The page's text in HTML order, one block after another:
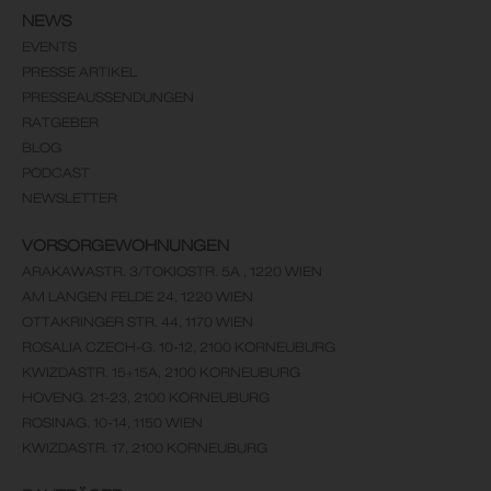
NEWS
EVENTS
PRESSE ARTIKEL
PRESSEAUSSENDUNGEN
RATGEBER
BLOG
PODCAST
NEWSLETTER
VORSORGEWOHNUNGEN
ARAKAWASTR. 3/TOKIOSTR. 5A , 1220 WIEN
AM LANGEN FELDE 24, 1220 WIEN
OTTAKRINGER STR. 44, 1170 WIEN
ROSALIA CZECH-G. 10-12, 2100 KORNEUBURG
KWIZDASTR. 15+15A, 2100 KORNEUBURG
HOVENG. 21-23, 2100 KORNEUBURG
ROSINAG. 10-14, 1150 WIEN
KWIZDASTR. 17, 2100 KORNEUBURG